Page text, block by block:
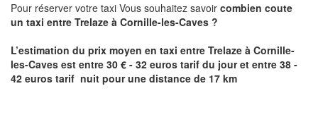
Pour réserver votre taxi Vous souhaitez savoir combien coute
un taxi entre Trelaze à Cornille-les-Caves ?
L’estimation du prix moyen en taxi entre Trelaze à Cornille-
les-Caves est entre 30 € - 32 euros tarif du jour et entre 38 -
42 euros tarif nuit pour une distance de 17 km